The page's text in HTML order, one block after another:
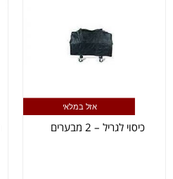
אזל במלאי
כיסוי לגריל – 2 מבערים